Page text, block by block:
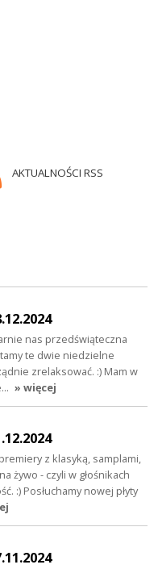
AKTUALNOŚCI RSS
nas przedświąteczna
te dwie niedzielne
zrelaksować. :) Mam w
» więcej
z klasyką, samplami,
żywo - czyli w głośnikach
:) Posłuchamy nowej płyty